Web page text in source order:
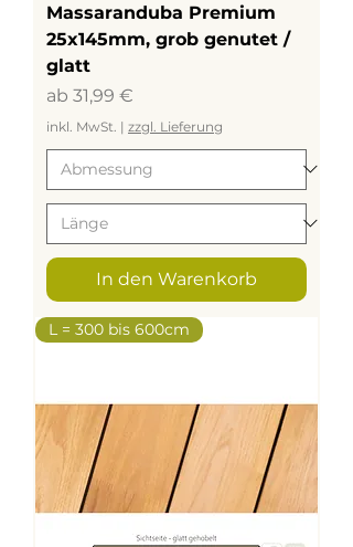
Massaranduba Premium
25x145mm, grob genutet /
glatt
ab 31,99 €
Sale-Preis
inkl. MwSt. | zzgl. Lieferung
In den Warenkorb
L = 300 bis 600cm